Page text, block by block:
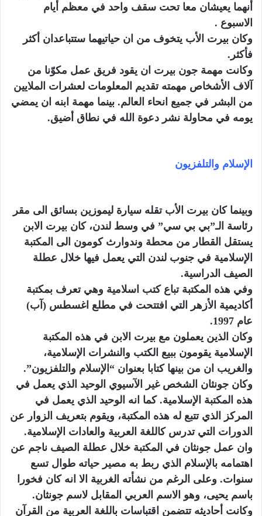
أنهما يعيشان معا تحت سقف واحد في معظم أيام
الاسبوع .
وكان بيرت الأب يتخوف من ان حياتيهما ستتباعدان أكثر
فأكثر.
وكانت مهمة جون بيرت ان يقود فريق عمل مكوّنا من
آلاف الأشخاص مهمته تقديم المعلومات لعشرات الملايين
من البشر في جميع انحاء العالم. بينما مهمة ابنه ان يمضي
يومه في محاولة نشر دعوة الله في نطاق أضيق.
الإسلام والتلفزيون
وبينما كان بيرت الأب تقله سيارة ليموزين بسائق الى مقر
رئاسة الـ”بي بي سي” في وسط لندن، كان بيرت الابن
يستقل القطار من محطة وندوارث كومون الى المكتبة
الإسلامية في جنوب لندن التي يعمل فيها خلال عطلة
الصيف الدراسية.
وفي هذه المكتبة تباع كتب اسلامية وهي تعرف بمكتبة
أكاديمية الأزهر التي افتتحت في مطلع اغسطس (آب)
عام 1997.
وكان الذين يعملون مع بيرت الابن في هذه المكتبة
الإسلامية يقومون ببيع الكتب والنشرات الإسلامية،
والغريب ان من بينها كتابا بعنوان “الإسلام والتلفزيون”.
وكان جونثان الشخص غير الآسيوي الوحيد الذي يعمل في
هذه المكتبة الإسلامية. كما انه الوحيد الذي يعمل في
المركز الذي تتبع له هذه المكتبة، ويقوم بتعريف الزوار عن
الدورات التي تدرس كاللغة العربية والعادات الإسلامية.
وان عمل جونثان في المكتبة خلال عطلة الصيف ناجم عن
اهتمامه بالإسلام الذي ربط به مصير حياته طوال تسع
سنوات. وعلى الرغم من نشأته الغربية الا انه كان فخورا
باسم يحيى، وهو الاسم العربي المقابل لاسم جونثان.
وكانت أحاديثه تتضمن اقتباسات باللغة العربية من القرآن